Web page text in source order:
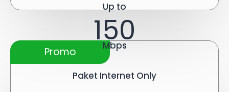
Promo
Up to
150
Mbps
Paket Internet Only